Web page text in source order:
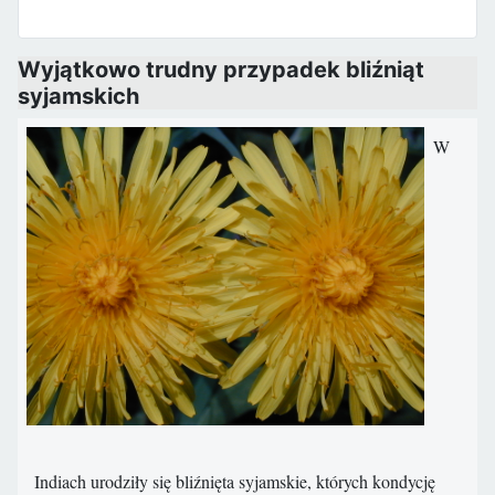
Wyjątkowo trudny przypadek bliźniąt
syjamskich
W
Indiach urodziły się bliźnięta syjamskie, których kondycję